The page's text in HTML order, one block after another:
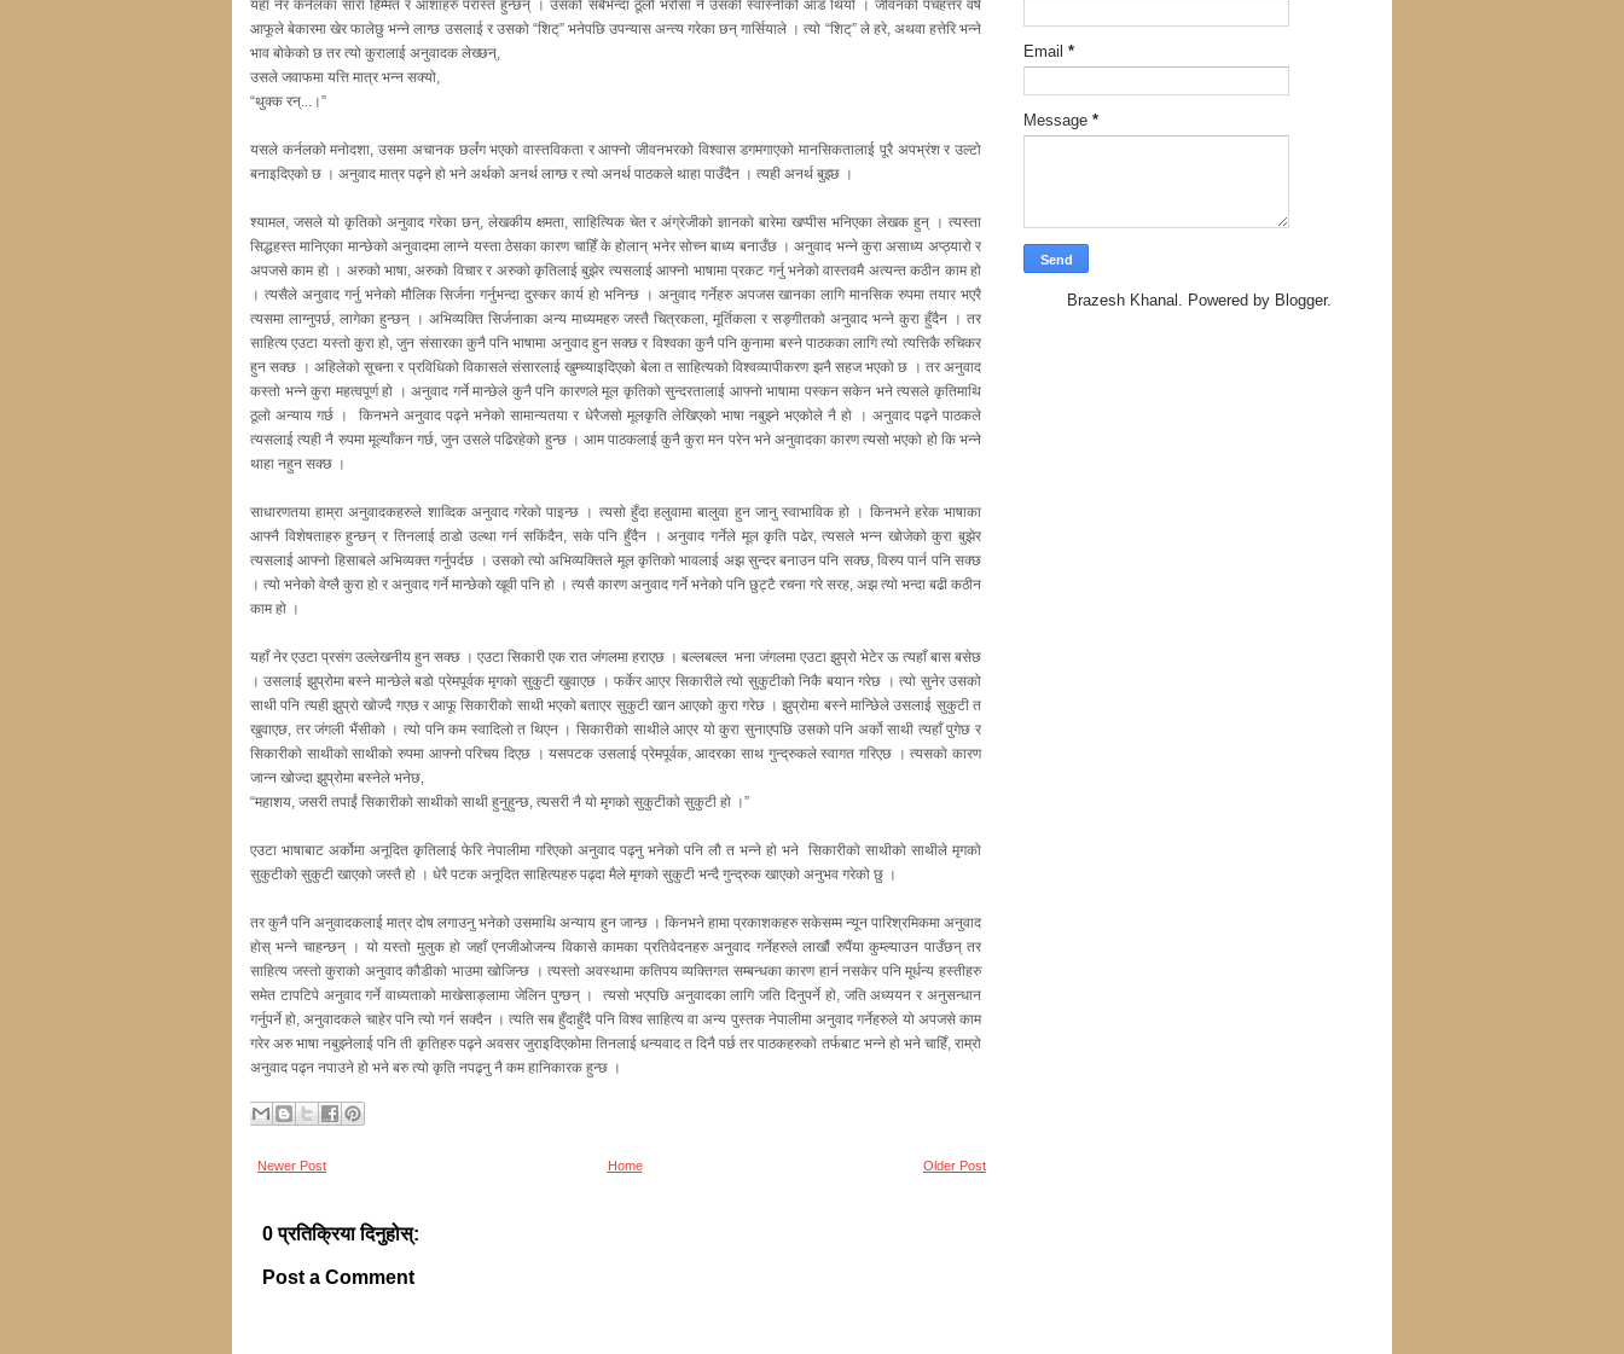
यहाँ नेर कर्नलका सारा हिम्मत र आशाहरु परास्त हुन्छन् । उसको सबैभन्दा ठूलो भरोसा नै उसकी स्वास्नीको आड थियो । जीवनको पचहत्तर वर्ष
आफूले बेकारमा खेर फालेछु भन्ने लाग्छ उसलाई र उसको “शिट्” भनेपछि उपन्यास अन्त्य गरेका छन् गार्सियाले । त्यो “शिट्” ले हरे, अथवा हत्तेरि भन्ने
भाव बोकेको छ तर त्यो कुरालाई अनुवादक लेख्छन्,
उसले जवाफमा यत्ति मात्र भन्न सक्यो,
“थुक्क रन्...।”
यसले कर्नलको मनोदशा, उसमा अचानक छर्लंग भएको वास्तविकता र आफ्नो जीवनभरको विश्वास डगमगाएको मानसिकतालाई पूरै अपभ्रंश र उल्टो
बनाइदिएको छ । अनुवाद मात्र पढ्ने हो भने अर्थको अनर्थ लाग्छ र त्यो अनर्थ पाठकले थाहा पाउँदैन । त्यही अनर्थ बुझ्छ ।
श्यामल, जसले यो कृतिको अनुवाद गरेका छन्, लेखकीय क्षमता, साहित्यिक चेत र अंग्रेजीको ज्ञानको बारेमा खप्पीस भनिएका लेखक हुन् । त्यस्ता
सिद्धहस्त मानिएका मान्छेको अनुवादमा लाग्ने यस्ता ठेसका कारण चाहिँ के होलान् भनेर सोच्न बाध्य बनाउँछ । अनुवाद भन्ने कुरा असाध्य अप्ठ्यारो र
अपजसे काम हो । अरुको भाषा, अरुको विचार र अरुको कृतिलाई बुझेर त्यसलाई आफ्नो भाषामा प्रकट गर्नु भनेको वास्तवमै अत्यन्त कठीन काम हो
। त्यसैले अनुवाद गर्नु भनेको मौलिक सिर्जना गर्नुभन्दा दुस्कर कार्य हो भनिन्छ । अनुवाद गर्नेहरु अपजस खानका लागि मानसिक रुपमा तयार भएरै
त्यसमा लाग्नुपर्छ, लागेका हुन्छन् । अभिव्यक्ति सिर्जनाका अन्य माध्यमहरु जस्तै चित्रकला, मूर्तिकला र सङ्गीतको अनुवाद भन्ने कुरा हुँदैन । तर
साहित्य एउटा यस्तो कुरा हो, जुन संसारका कुनै पनि भाषामा अनुवाद हुन सक्छ र विश्वका कुनै पनि कुनामा बस्ने पाठकका लागि त्यो त्यत्तिकै रुचिकर
हुन सक्छ । अहिलेको सूचना र प्रविधिको विकासले संसारलाई खुम्च्याइदिएको बेला त साहित्यको विश्वव्यापीकरण झनै सहज भएको छ । तर अनुवाद
कस्तो भन्ने कुरा महत्वपूर्ण हो । अनुवाद गर्ने मान्छेले कुनै पनि कारणले मूल कृतिको सुन्दरतालाई आफ्नो भाषामा पस्कन सकेन भने त्यसले कृतिमाथि
ठूलो अन्याय गर्छ । किनभने अनुवाद पढ्ने भनेको सामान्यतया र धेरैजसो मूलकृति लेखिएको भाषा नबुझ्ने भएकोले नै हो । अनुवाद पढ्ने पाठकले
त्यसलाई त्यही नै रुपमा मूल्याँकन गर्छ, जुन उसले पढिरहेको हुन्छ । आम पाठकलाई कुनै कुरा मन परेन भने अनुवादका कारण त्यसो भएको हो कि भन्ने
थाहा नहुन सक्छ ।
साधारणतया हाम्रा अनुवादकहरुले शाव्दिक अनुवाद गरेको पाइन्छ । त्यसो हुँदा हलुवामा बालुवा हुन जानु स्वाभाविक हो । किनभने हरेक भाषाका
आफ्नै विशेषताहरु हुन्छन् र तिनलाई ठाडो उल्था गर्न सकिंदैन, सके पनि हुँदैन । अनुवाद गर्नेले मूल कृति पढेर, त्यसले भन्न खोजेको कुरा बुझेर
त्यसलाई आफ्नो हिसाबले अभिव्यक्त गर्नुपर्दछ । उसको त्यो अभिव्यक्तिले मूल कृतिको भावलाई अझ सुन्दर बनाउन पनि सक्छ, विरुप पार्न पनि सक्छ
। त्यो भनेको वेग्लै कुरा हो र अनुवाद गर्ने मान्छेको खूवी पनि हो । त्यसै कारण अनुवाद गर्ने भनेको पनि छुट्टै रचना गरे सरह, अझ त्यो भन्दा बढी कठीन
काम हो ।
यहाँ नेर एउटा प्रसंग उल्लेखनीय हुन सक्छ । एउटा सिकारी एक रात जंगलमा हराएछ । बल्लबल्ल भना जंगलमा एउटा झुप्रो भेटेर ऊ त्यहाँ बास बसेछ
। उसलाई झुप्रोमा बस्ने मान्छेले बडो प्रेमपूर्वक मृगको सुकुटी खुवाएछ । फर्केर आएर सिकारीले त्यो सुकुटीको निकै बयान गरेछ । त्यो सुनेर उसको
साथी पनि त्यही झुप्रो खोज्दै गएछ र आफू सिकारीको साथी भएको बताएर सुकुटी खान आएको कुरा गरेछ । झुप्रोमा बस्ने मान्छिेले उसलाई सुकुटी त
खुवाएछ, तर जंगली भैंसीको । त्यो पनि कम स्वादिलो त थिएन । सिकारीको साथीले आएर यो कुरा सुनाएपछि उसको पनि अर्को साथी त्यहाँ पुगेछ र
सिकारीको साथीको साथीको रुपमा आफ्नो परिचय दिएछ । यसपटक उसलाई प्रेमपूर्वक, आदरका साथ गुन्द्रुकले स्वागत गरिएछ । त्यसको कारण
जान्न खोज्दा झुप्रोमा बस्नेले भनेछ,
“महाशय, जसरी तपाईं सिकारीको साथीको साथी हुनुहुन्छ, त्यसरी नै यो मृगको सुकुटीको सुकुटी हो ।”
एउटा भाषाबाट अर्कोमा अनूदित कृतिलाई फेरि नेपालीमा गरिएको अनुवाद पढ्नु भनेको पनि लौ त भन्ने हो भने सिकारीको साथीको साथीले मृगको
सुकुटीको सुकुटी खाएको जस्तै हो । धेरै पटक अनूदित साहित्यहरु पढ्दा मैले मृगको सुकुटी भन्दै गुन्द्रुक खाएको अनुभव गरेको छु ।
तर कुनै पनि अनुवादकलाई मात्र दोष लगाउनु भनेको उसमाथि अन्याय हुन जान्छ । किनभने हामा प्रकाशकहरु सकेसम्म न्यून पारिश्रमिकमा अनुवाद
होस् भन्ने चाहन्छन् । यो यस्तो मुलुक हो जहाँ एनजीओजन्य विकासे कामका प्रतिवेदनहरु अनुवाद गर्नेहरुले लाखौं रुपैंया कुम्ल्याउन पाउँछन् तर
साहित्य जस्तो कुराको अनुवाद कौडीको भाउमा खोजिन्छ । त्यस्तो अवस्थामा कतिपय व्यक्तिगत सम्बन्धका कारण हार्न नसकेर पनि मूर्धन्य हस्तीहरु
समेत टापटिपे अनुवाद गर्ने वाध्यताको माखेसाङ्लामा जेलिन पुग्छन् । त्यसो भएपछि अनुवादका लागि जति दिनुपर्ने हो, जति अध्ययन र अनुसन्धान
गर्नुपर्ने हो, अनुवादकले चाहेर पनि त्यो गर्न सक्दैन । त्यति सब हुँदाहुँदै पनि विश्व साहित्य वा अन्य पुस्तक नेपालीमा अनुवाद गर्नेहरुले यो अपजसे काम
गरेर अरु भाषा नबुझ्नेलाई पनि ती कृतिहरु पढ्ने अवसर जुराइदिएकोमा तिनलाई धन्यवाद त दिनै पर्छ तर पाठकहरुको तर्फबाट भन्ने हो भने चाहिँ, राम्रो
अनुवाद पढ्न नपाउने हो भने बरु त्यो कृति नपढ्नु नै कम हानिकारक हुन्छ ।
Newer Post Older Post
Home
0 प्रतिक्रिया दिनुहोस्:
Post a Comment
Email *
Message *
Brazesh Khanal. Powered by Blogger.